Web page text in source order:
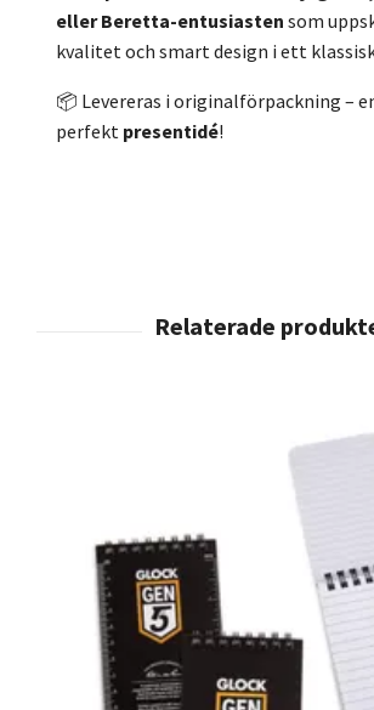
eller Beretta-entusiasten som
kvalitet och smart design i ett
📦 Levereras i originalförpackning –
perfekt presentidé!